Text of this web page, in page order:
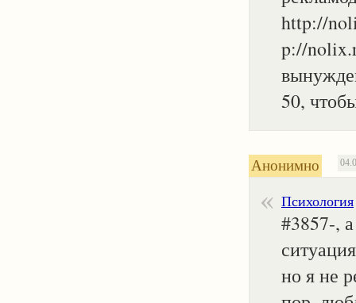
http://
p://
50,
Анонимно
Психология
#3857-,
но я не